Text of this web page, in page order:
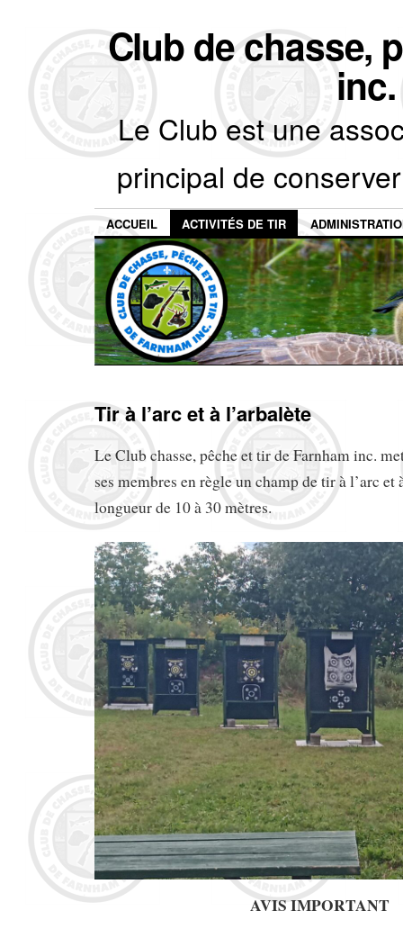
Club de chasse,
Le Club est une
principal de
ACCUEIL ACTIVITÉS DE TIR
Tir à l’arc et à l’arbalète
Le Club chasse, pêche et tir de Farnham inc.
ses membres en règle un champ de tir à l’arc et
longueur de 10 à 30 mètres.
AVIS IMPORTANT